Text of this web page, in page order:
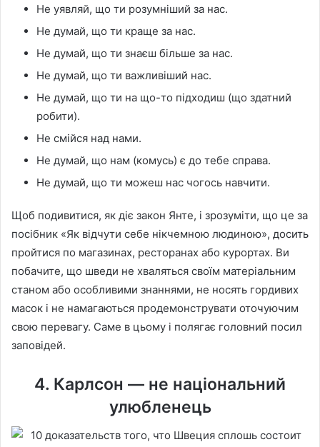
Не уявляй, що ти розумніший за нас.
Не думай, що ти краще за нас.
Не думай, що ти знаєш більше за нас.
Не думай, що ти важливіший нас.
Не думай, що ти на що-то підходиш (що здатний
робити).
Не смійся над нами.
Не думай, що нам (комусь) є до тебе справа.
Не думай, що ти можеш нас чогось навчити.
Щоб подивитися, як діє закон Янте, і зрозуміти, що це за
посібник «Як відчути себе нікчемною людиною», досить
пройтися по магазинах, ресторанах або курортах. Ви
побачите, що шведи не хваляться своїм матеріальним
станом або особливими знаннями, не носять гордивих
масок і не намагаються продемонструвати оточуючим
свою перевагу. Саме в цьому і полягає головний посил
заповідей.
4. Карлсон — не національний
улюбленець